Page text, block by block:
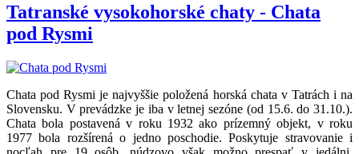
Tatranské vysokohorské chaty - Chata
pod Rysmi
Chata pod Rysmi je najvyššie položená horská chata v Tatrách i na
Slovensku. V prevádzke je iba v letnej sezóne (od 15.6. do 31.10.).
Chata bola postavená v roku 1932 ako prízemný objekt, v roku
1977 bola rozšírená o jedno poschodie. Poskytuje stravovanie i